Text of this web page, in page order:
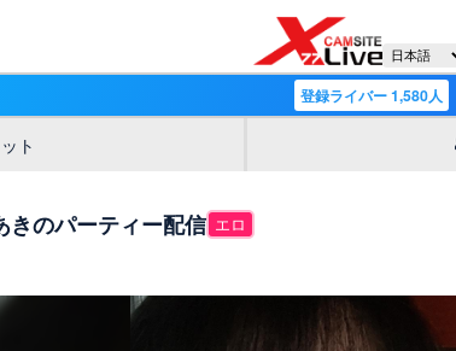
登録ライバー 1,580人
ト
きのパーティー配信 エロ